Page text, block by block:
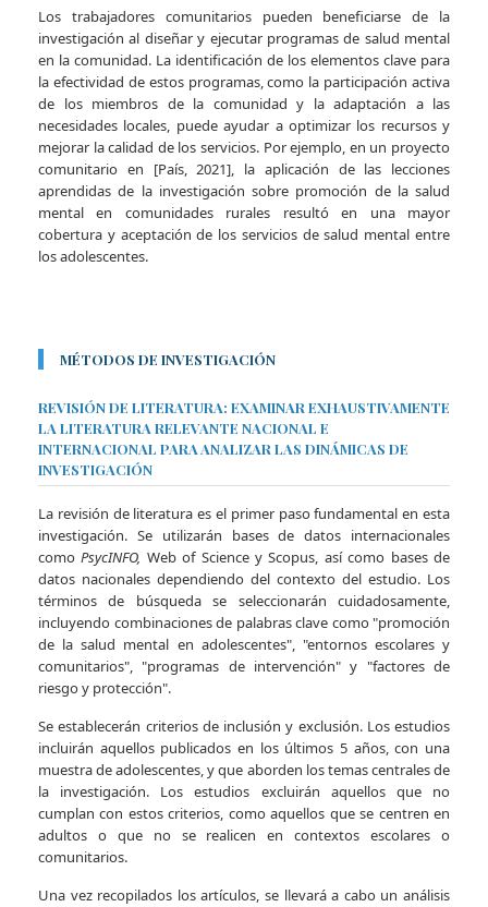
Los trabajadores comunitarios pueden beneficiarse de la
investigación al diseñar y ejecutar programas de salud mental
en la comunidad. La identificación de los elementos clave para
la efectividad de estos programas, como la participación activa
de los miembros de la comunidad y la adaptación a las
necesidades locales, puede ayudar a optimizar los recursos y
mejorar la calidad de los servicios. Por ejemplo, en un proyecto
comunitario en [País, 2021], la aplicación de las lecciones
aprendidas de la investigación sobre promoción de la salud
mental en comunidades rurales resultó en una mayor
cobertura y aceptación de los servicios de salud mental entre
los adolescentes.
MÉTODOS DE INVESTIGACIÓN
REVISIÓN DE LITERATURA: EXAMINAR EXHAUSTIVAMENTE
LA LITERATURA RELEVANTE NACIONAL E
INTERNACIONAL PARA ANALIZAR LAS DINÁMICAS DE
INVESTIGACIÓN
La revisión de literatura es el primer paso fundamental en esta
investigación. Se utilizarán bases de datos internacionales
comoPsycINFO, Web of Science y Scopus, así como bases de
datos nacionales dependiendo del contexto del estudio. Los
términos de búsqueda se seleccionarán cuidadosamente,
incluyendo combinaciones de palabras clave como "promoción
de la salud mental en adolescentes", "entornos escolares y
comunitarios", "programas de intervención" y "factores de
riesgo y protección".
Se establecerán criterios de inclusión y exclusión. Los estudios
incluirán aquellos publicados en los últimos 5 años, con una
muestra de adolescentes, y que aborden los temas centrales de
la investigación. Los estudios excluirán aquellos que no
cumplan con estos criterios, como aquellos que se centren en
adultos o que no se realicen en contextos escolares o
comunitarios.
Una vez recopilados los artículos, se llevará a cabo un análisis